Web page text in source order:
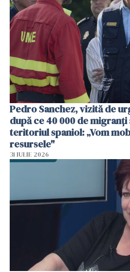
Pedro Sanchez, vizită de
după ce 40 000 de migranți
teritoriul spaniol: „Vom
resursele"
31 IULIE 2026